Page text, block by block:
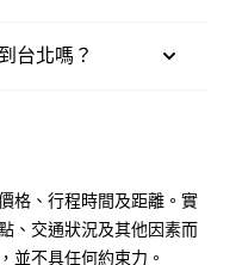
台北嗎？
格、行程時間及距離。實
、交通狀況及其他因素而
並不具任何約束力。